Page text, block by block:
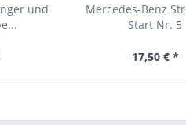
und
Mercedes-Benz
Start Nr. 5
17,50 € *